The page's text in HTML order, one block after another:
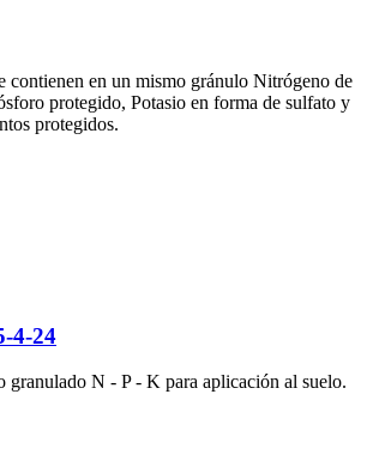
contienen en un mismo gránulo Nitrógeno de
protegido, Potasio en forma de sulfato y
protegidos.
4-24
granulado N - P - K para aplicación al suelo.